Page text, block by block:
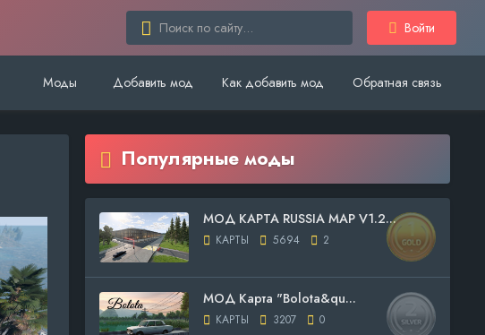
Войти
Моды Добавить мод Как добавить мод Обратная связь
Популярные моды
МОД КАРТА RUSSIA MAP V1.2...
КАРТЫ 5694 2
МОД Карта "Bolota&qu...
КАРТЫ 3207 0